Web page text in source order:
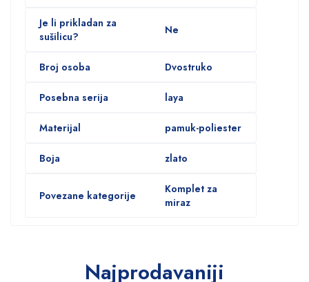
Je li prikladan za
sušilicu?
Ne
Broj osoba Dvostruko
Posebna serija laya
Materijal pamuk-poliester
Boja zlato
Povezane kategorije
Komplet za
miraz
Najprodavaniji